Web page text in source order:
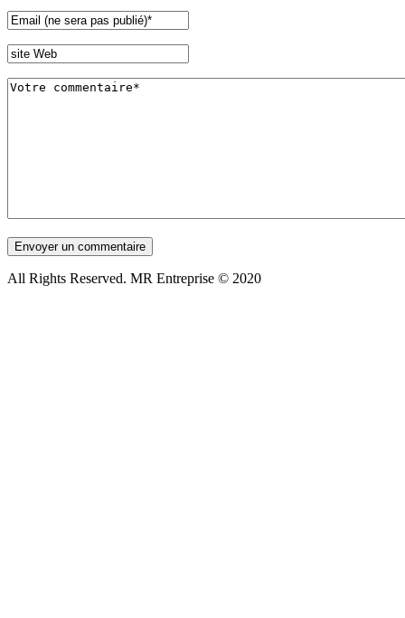
All Rights Reserved. MR Entreprise © 2020